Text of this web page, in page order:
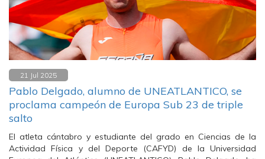
21 Jul 2025
Pablo Delgado, alumno de UNEATLANTICO, se
proclama campeón de Europa Sub 23 de triple
salto
El atleta cántabro y estudiante del grado en Ciencias de la
Actividad Física y del Deporte (CAFYD) de la Universidad